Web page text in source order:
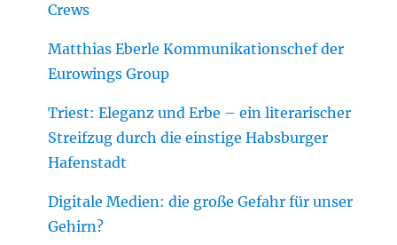
Crews
Matthias Eberle Kommunikationschef der
Eurowings Group
Triest: Eleganz und Erbe – ein literarischer
Streifzug durch die einstige Habsburger
Hafenstadt
Digitale Medien: die große Gefahr für unser
Gehirn?